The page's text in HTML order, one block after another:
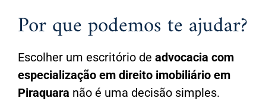
Por que podemos te ajudar?
Escolher um escritório de advocacia com
especialização em direito imobiliário em
Piraquara não é uma decisão simples.